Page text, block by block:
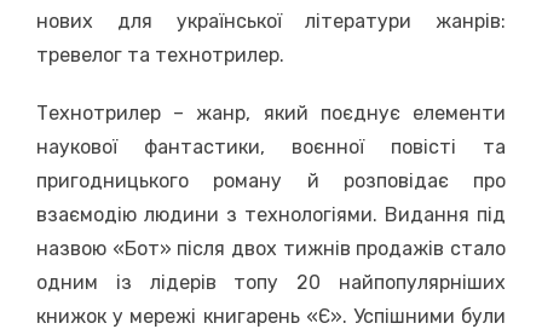
нових для української літератури жанрів:
тревелог та технотрилер.
Технотрилер – жанр, який поєднує елементи
наукової фантастики, воєнної повісті та
пригодницького роману й розповідає про
взаємодію людини з технологіями. Видання під
назвою «Бот» після двох тижнів продажів стало
одним із лідерів топу 20 найпопулярніших
книжок у мережі книгарень «Є». Успішними були